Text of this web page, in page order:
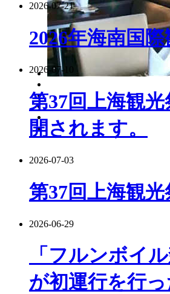
2026-07-21
2026年海南国
2026-07-10
第37回上海観
開されます。
2026-07-03
第37回上海観光
2026-06-29
「フルンボイ
が初運行を行っ